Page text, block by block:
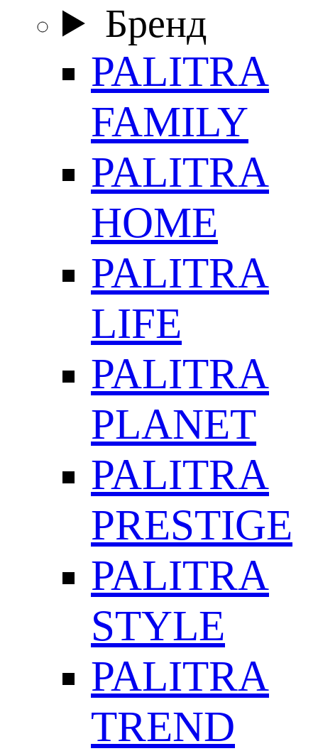
Бренд
PALITRA
FAMILY
PALITRA
HOME
PALITRA
LIFE
PALITRA
PLANET
PALITRA
PRESTIGE
PALITRA
STYLE
PALITRA
TREND